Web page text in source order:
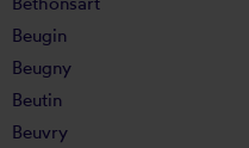
Beugin
Beugny
Beutin
Beuvry